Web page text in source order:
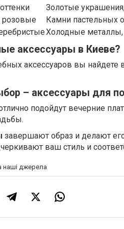
Золотые
Камни пастельных
Холодные
аксессуары в Киеве?
аксессуаров вы найдете
– аксессуары для
подойдут вечерние
завершают образ и делают
ваш стиль и
наші джерела